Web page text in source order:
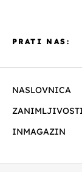
NASLOVNICA
INMAGAZIN
PRATI NAS: